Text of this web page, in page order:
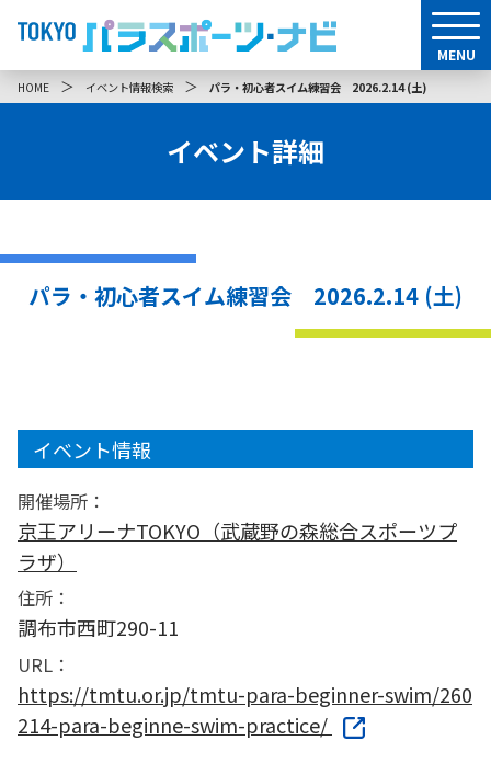
MENU
HOME ＞ イベント情報検索 ＞ パラ・初心者スイム練習会 2026.2.14 (土)
イベント詳細
パラ・初心者スイム練習会 2026.2.14 (土)
イベント情報
開催場所：
京王アリーナTOKYO（武蔵野の森総合スポーツプ
ラザ）
住所：
調布市西町290-11
URL：
https://tmtu.or.jp/tmtu-para-beginner-swim/260
214-para-beginne-swim-practice/